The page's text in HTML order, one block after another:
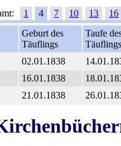
1 4 7 10 13
16
Geburt des
Täuflings
Taufe
Täuflings
02.01.1838
16.01.1838
21.01.1838